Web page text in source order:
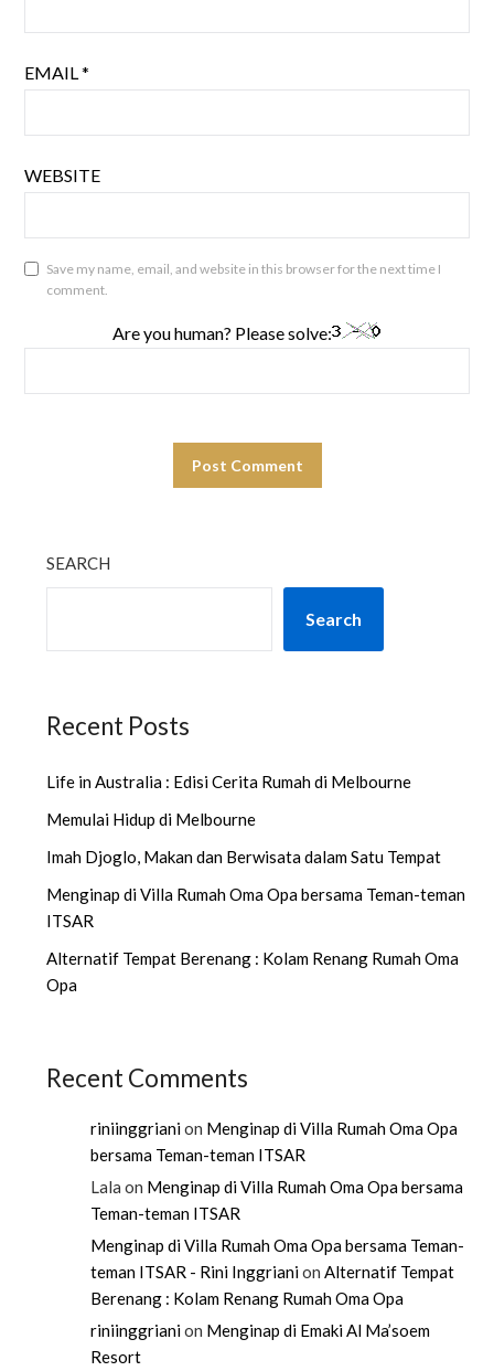
EMAIL*
WEBSITE
Save my name, email, and website in this browser for the next time I
comment.
Are you human? Please solve:
SEARCH
Search
Recent Posts
Life in Australia : Edisi Cerita Rumah di Melbourne
Memulai Hidup di Melbourne
Imah Djoglo, Makan dan Berwisata dalam Satu Tempat
Menginap di Villa Rumah Oma Opa bersama Teman-teman
ITSAR
Alternatif Tempat Berenang : Kolam Renang Rumah Oma
Opa
Recent Comments
riniinggrianion Menginap di Villa Rumah Oma Opa
bersama Teman-teman ITSAR
Lala on Menginap di Villa Rumah Oma Opa bersama
Teman-teman ITSAR
Menginap di Villa Rumah Oma Opa bersama Teman-
teman ITSAR - Rini InggrianionAlternatif Tempat
Berenang : Kolam Renang Rumah Oma Opa
riniinggrianion Menginap di Emaki Al Ma’soem
Resort